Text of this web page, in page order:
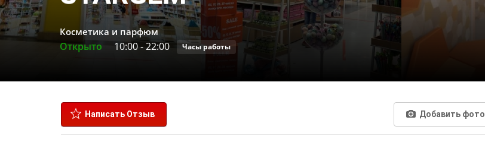
Косметика и парфюм
Открыто 10:00-22:00 Часы работы
Написать Отзыв Добавить фото